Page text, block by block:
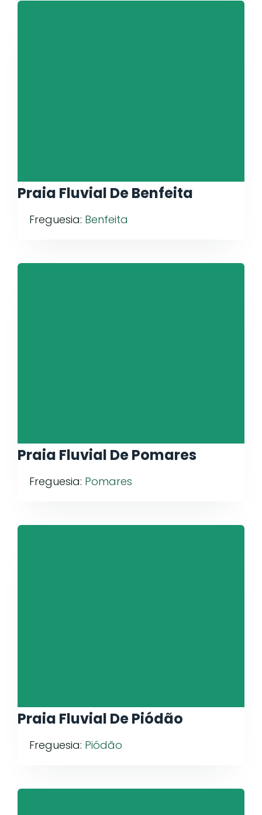
Praia Fluvial De Benfeita
Freguesia: Benfeita
Praia Fluvial De Pomares
Freguesia: Pomares
Praia Fluvial De Piódão
Freguesia: Piódão